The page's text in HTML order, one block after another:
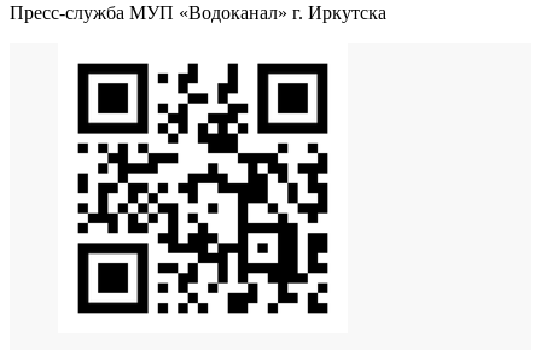
Пресс-служба МУП «Водоканал» г. Иркутска